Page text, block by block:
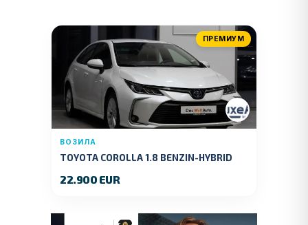
ПРЕМИУМ
ВОЗИЛА
TOYOTA COROLLA 1.8 BENZIN-HYBRID
22.900 EUR